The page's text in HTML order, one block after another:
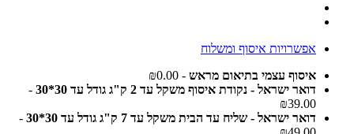
אפשרויות איסוף ומשלוח
איסוף עצמי בתיאום מראש - ₪0.00
דואר ישראל - נקודת איסוף משקל עד 2 ק"ג גודל עד 30*30
-
₪39.00
דואר ישראל - שליח עד הבית משקל עד 7 ק"ג גודל עד 30*30
-